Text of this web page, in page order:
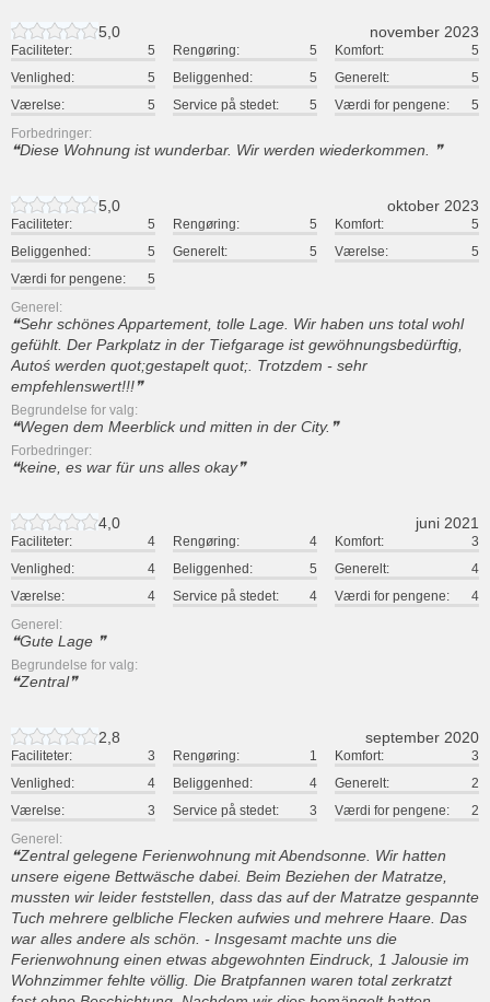
5,0 november 2023
Faciliteter: 5 Rengøring: 5 Komfort:
5
Venlighed:
5 Beliggenhed: 5 Generelt:
5
Værelse:
5 Service på stedet: 5 Værdi for pengene:
5
Forbedringer:
Diese Wohnung ist wunderbar. Wir werden wiederkommen.
5,0 oktober 2023
Faciliteter: 5 Rengøring: 5 Komfort:
5
Beliggenhed:
5 Generelt: 5 Værelse:
5
Værdi for pengene:
5
Generel:
Sehr schönes Appartement, tolle Lage. Wir haben uns total wohl
gefühlt. Der Parkplatz in der Tiefgarage ist gewöhnungsbedürftig,
Autoś werden quot;gestapelt quot;. Trotzdem - sehr
empfehlenswert!!!
Begrundelse for valg:
Wegen dem Meerblick und mitten in der City.
Forbedringer:
keine, es war für uns alles okay
4,0 juni 2021
Faciliteter: 4 Rengøring: 4 Komfort:
3
Venlighed:
4 Beliggenhed: 5 Generelt:
4
Værelse:
4 Service på stedet: 4 Værdi for pengene:
4
Generel:
Gute Lage
Begrundelse for valg:
Zentral
2,8 september 2020
Faciliteter: 3 Rengøring: 1 Komfort:
3
Venlighed:
4 Beliggenhed: 4 Generelt:
2
Værelse:
3 Service på stedet: 3 Værdi for pengene:
2
Generel:
Zentral gelegene Ferienwohnung mit Abendsonne. Wir hatten
unsere eigene Bettwäsche dabei. Beim Beziehen der Matratze,
mussten wir leider feststellen, dass das auf der Matratze gespannte
Tuch mehrere gelbliche Flecken aufwies und mehrere Haare. Das
war alles andere als schön. - Insgesamt machte uns die
Ferienwohnung einen etwas abgewohnten Eindruck, 1 Jalousie im
Wohnzimmer fehlte völlig. Die Bratpfannen waren total zerkratzt